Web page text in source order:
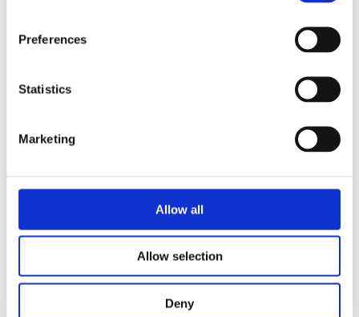
Preferences
Statistics
Marketing
Allow all
Allow selection
Deny
Av småföretagare, för småföretagare
Ett medlemskap späckat med småföretagaranpassade
medlemstjänster och förmåner. Din egen
inköpsavdelning, rådgivning, försäkringspaket och
mycket mer. Vi fokuserar på soloföretagare och små
företag med företagaren i fokus. Vi är själva
småföretagare och vet hur verkligheten ser ut.
Tips
Om oss